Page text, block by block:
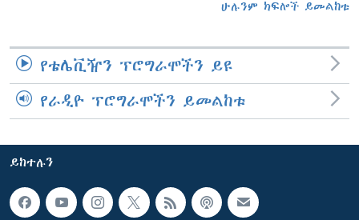
ሁሉንም ክፍሎች ይመልከቱ
የቴሌቪዥን ፕሮግራሞችን ይዩ
የራዲዮ ፕሮግራሞችን ይመልከቱ
ይከተሉን